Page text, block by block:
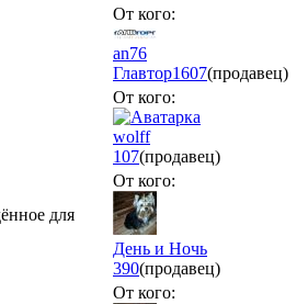
От кого:
an76
Главтор1607(продавец)
От кого:
wolff
107(продавец)
для
От кого:
День и Ночь
390(продавец)
От кого: